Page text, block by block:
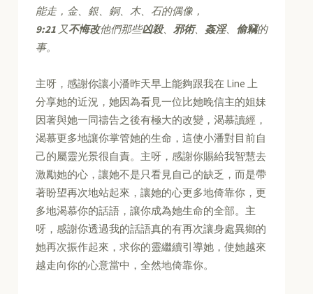
能走，金、銀、銅、木、石的偶像，
9:21 又不悔改他們那些凶殺、邪術、 姦淫、 偷竊的
事。
主呀，感謝你讓小潘昨天早上能夠跟我在 Line 上
分享她的近況，她因為看見一位比她晚信主的姐妹
因著與她一同禱告之後有極大的改變，渴慕讀經，
渴慕更多地讓你掌管她的生命，這使小潘對目前自
己的屬靈光景很自責。主呀，感謝你賜給我智慧去
激勵她的心，讓她不是只看見自己的缺乏，而是帶
著盼望再次地站起來，讓她的心更多地倚靠你，更
多地渴慕你的話語，讓你成為她生命的全部。主
呀，感謝你透過我的話語真的有再次讓身處異鄉的
她再次振作起來，求你的靈繼續引導她，使她越來
越走向你的心意當中，全然地倚靠你。